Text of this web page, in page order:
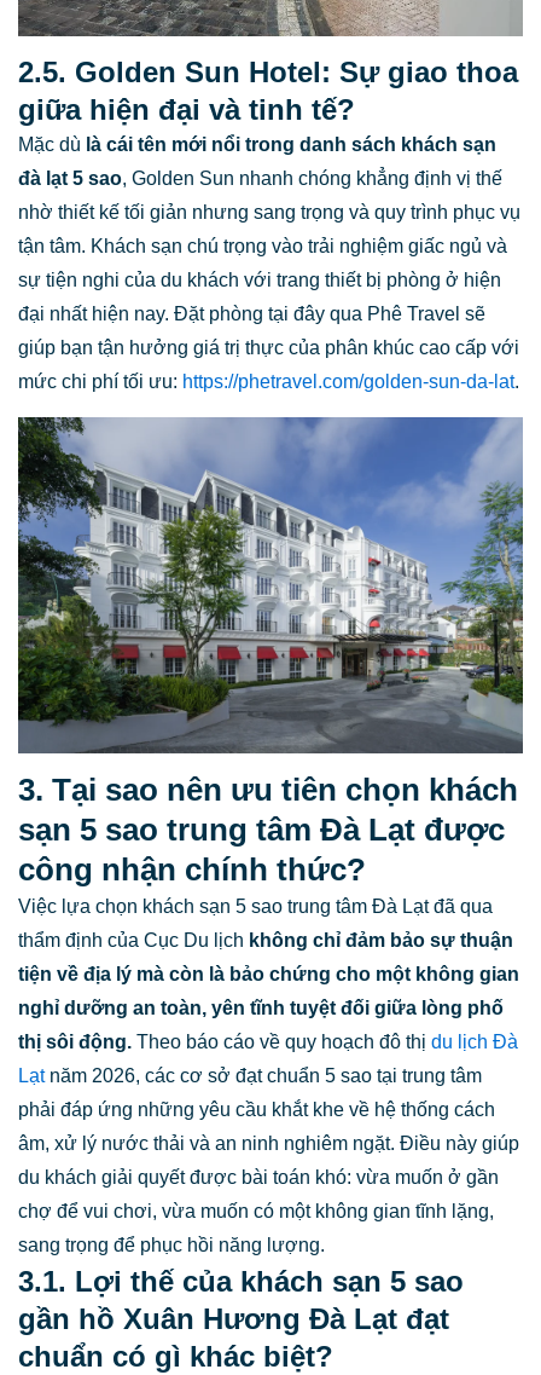
2.5. Golden Sun Hotel: Sự giao thoa
giữa hiện đại và tinh tế?
Mặc dù là cái tên mới nổi trong danh sách khách sạn
đà lạt 5 sao, Golden Sun nhanh chóng khẳng định vị thế
nhờ thiết kế tối giản nhưng sang trọng và quy trình phục vụ
tận tâm. Khách sạn chú trọng vào trải nghiệm giấc ngủ và
sự tiện nghi của du khách với trang thiết bị phòng ở hiện
đại nhất hiện nay. Đặt phòng tại đây qua Phê Travel sẽ
giúp bạn tận hưởng giá trị thực của phân khúc cao cấp với
mức chi phí tối ưu: https://phetravel.com/golden-sun-da-lat.
3. Tại sao nên ưu tiên chọn khách
sạn 5 sao trung tâm Đà Lạt được
công nhận chính thức?
Việc lựa chọn khách sạn 5 sao trung tâm Đà Lạt đã qua
thẩm định của Cục Du lịch không chỉ đảm bảo sự thuận
tiện về địa lý mà còn là bảo chứng cho một không gian
nghỉ dưỡng an toàn, yên tĩnh tuyệt đối giữa lòng phố
thị sôi động. Theo báo cáo về quy hoạch đô thị du lịch Đà
Lạtnăm 2026, các cơ sở đạt chuẩn 5 sao tại trung tâm
phải đáp ứng những yêu cầu khắt khe về hệ thống cách
âm, xử lý nước thải và an ninh nghiêm ngặt. Điều này giúp
du khách giải quyết được bài toán khó: vừa muốn ở gần
chợ để vui chơi, vừa muốn có một không gian tĩnh lặng,
sang trọng để phục hồi năng lượng.
3.1. Lợi thế của khách sạn 5 sao
gần hồ Xuân Hương Đà Lạt đạt
chuẩn có gì khác biệt?